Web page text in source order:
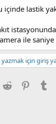
ç
r
i
h
i
içinde lastik
ile
yazmak için giriş
Twitter Reddit